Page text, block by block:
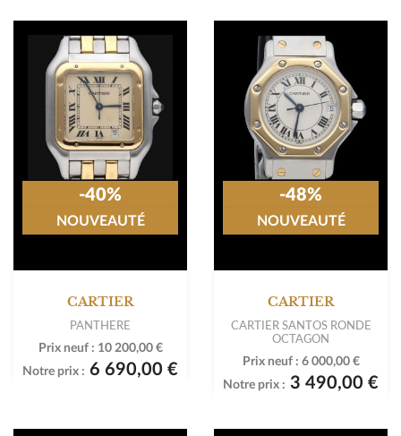
CARTIER
PANTHERE
Prix neuf : 10 200,00 €
Notre prix : 6 690,00 €
-40%
NOUVEAUTÉ
CARTIER
CARTIER SANTOS RONDE
OCTAGON
Prix neuf : 6 000,00 €
Notre prix : 3 490,00 €
-48%
NOUVEAUTÉ